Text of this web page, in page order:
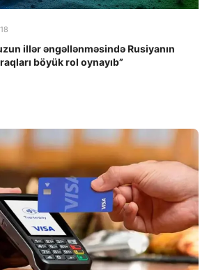
illər əngəllənməsində Rusiyanın
böyük rol oynayıb”